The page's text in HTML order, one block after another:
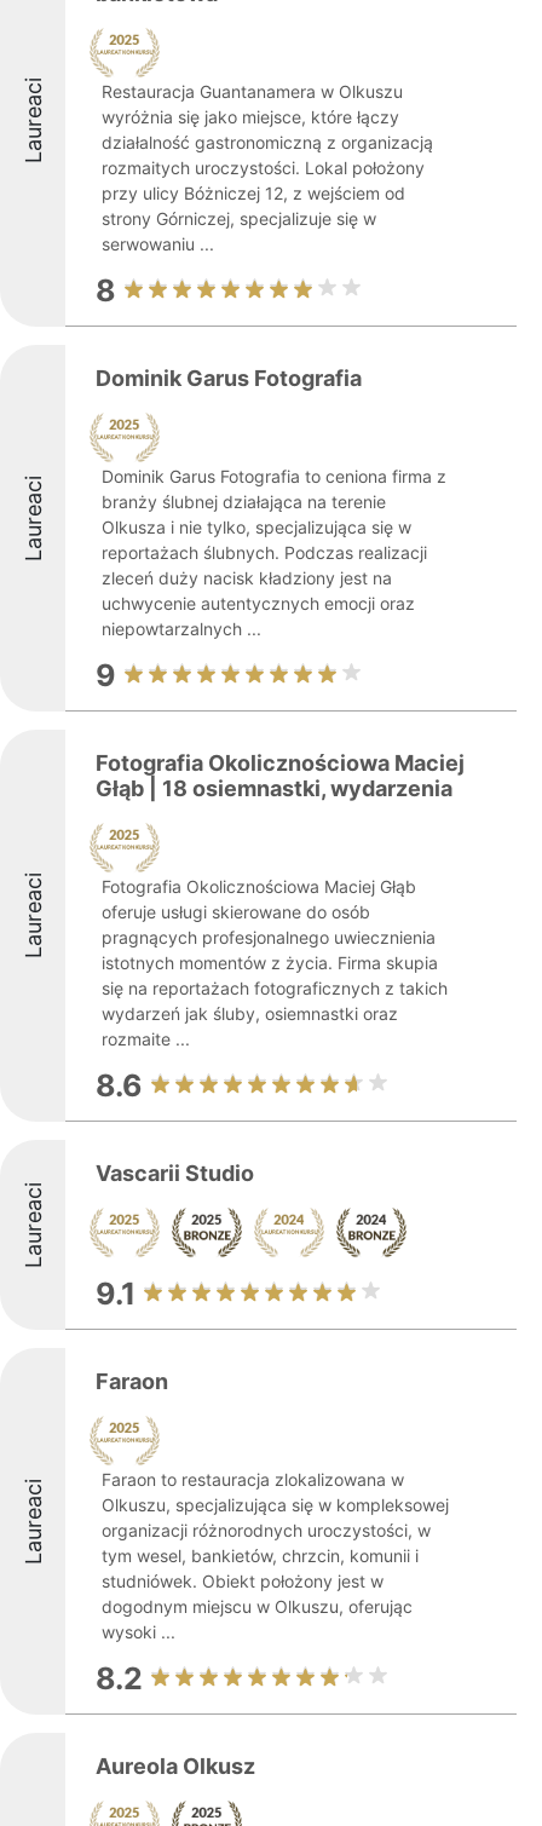
Laureaci
Restauracja Guantanamera w Olkuszu
wyróżnia się jako miejsce, które łączy
działalność gastronomiczną z organizacją
rozmaitych uroczystości. Lokal położony
przy ulicy Bóżniczej 12, z wejściem od
strony Górniczej, specjalizuje się w
serwowaniu ...
8
Laureaci
Dominik Garus Fotografia
Dominik Garus Fotografia to ceniona firma z
branży ślubnej działająca na terenie
Olkusza i nie tylko, specjalizująca się w
reportażach ślubnych. Podczas realizacji
zleceń duży nacisk kładziony jest na
uchwycenie autentycznych emocji oraz
niepowtarzalnych ...
9
Laureaci
Fotografia Okolicznościowa Maciej
Głąb | 18 osiemnastki, wydarzenia
Fotografia Okolicznościowa Maciej Głąb
oferuje usługi skierowane do osób
pragnących profesjonalnego uwiecznienia
istotnych momentów z życia. Firma skupia
się na reportażach fotograficznych z takich
wydarzeń jak śluby, osiemnastki oraz
rozmaite ...
8.6
Laureaci
Vascarii Studio
9.1
Laureaci
Faraon
Faraon to restauracja zlokalizowana w
Olkuszu, specjalizująca się w kompleksowej
organizacji różnorodnych uroczystości, w
tym wesel, bankietów, chrzcin, komunii i
studniówek. Obiekt położony jest w
dogodnym miejscu w Olkuszu, oferując
wysoki ...
8.2
Aureola Olkusz